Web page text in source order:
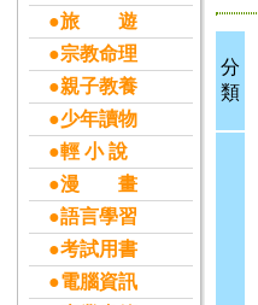
●旅 遊
●宗教命理
●親子教養
●少年讀物
●輕 小 說
●漫 畫
●語言學習
●考試用書
●電腦資訊
分
類